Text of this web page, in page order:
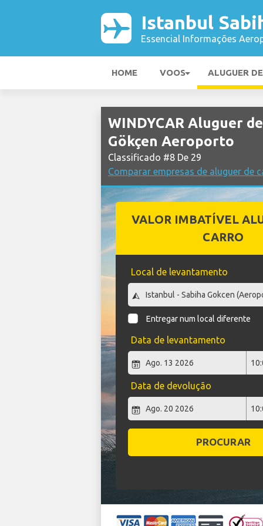
Istanbul
Essencial Informações
HOME VOOS ALUGUER
WINDYCAR Aluguer
Gökçen Aeroporto
Classificado #8 De 29
Comparar empresas de aluguer de
VALOR IMBATÍVEL
CARRO
Local de levantamento
Entregar num local diferente
Data de levantamento
Data de devolução
PROCURAR